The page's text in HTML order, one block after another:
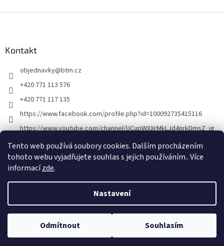
Tento web používá soubory cookies. Dalším procházením
tohoto webu vyjadřujete souhlas s jejich používáním.. Více
informacízde.
Nastavení
Odmítnout Souhlasím
Kontakt
objednavky@btm.cz
+420 771 113 576
+420 771 117 135
https://www.facebook.com/profile.php?id=100092735415116
https://www.youtube.com/channel/UCupWXXrMkLJd4nrkDmsZ_ig
Vytvořil Shoptet
Copyright 2026 . Všechna práva vyhrazena.